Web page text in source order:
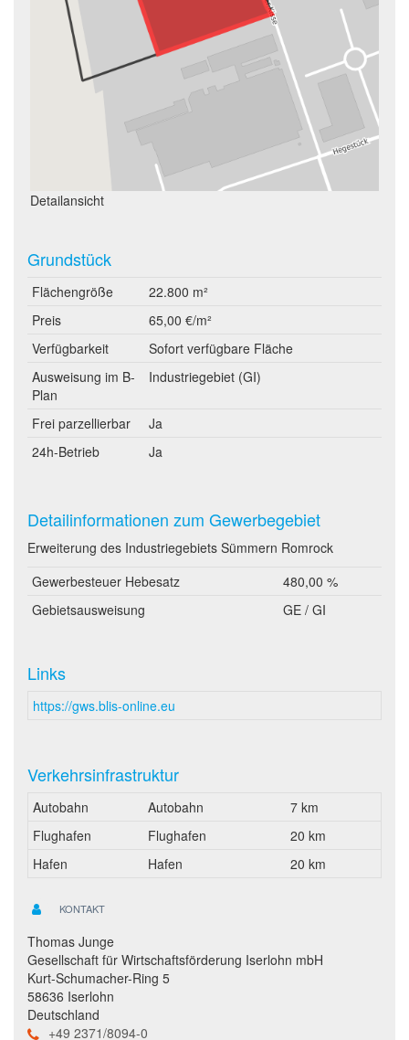
Detailansicht
Grundstück
Flächengröße
22.800 m²
Preis
65,00 €/m²
Verfügbarkeit
Sofort verfügbare Fläche
Ausweisung im B-
Plan
Industriegebiet (GI)
Frei parzellierbar
Ja
24h-Betrieb
Ja
Detailinformationen zum Gewerbegebiet
Erweiterung des Industriegebiets Sümmern Romrock
Gewerbesteuer Hebesatz
480,00 %
Gebietsausweisung
GE / GI
Links
https://gws.blis-online.eu
Verkehrsinfrastruktur
Autobahn Autobahn
7 km
Flughafen
Flughafen
20 km
Hafen
Hafen 20 km
KONTAKT
Thomas Junge
Gesellschaft für Wirtschaftsförderung Iserlohn mbH
Kurt-Schumacher-Ring 5
58636 Iserlohn
Deutschland
+49 2371/8094-0